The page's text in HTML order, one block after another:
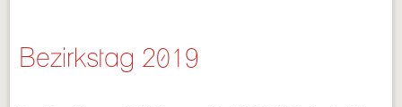
Bezirkstag 2019